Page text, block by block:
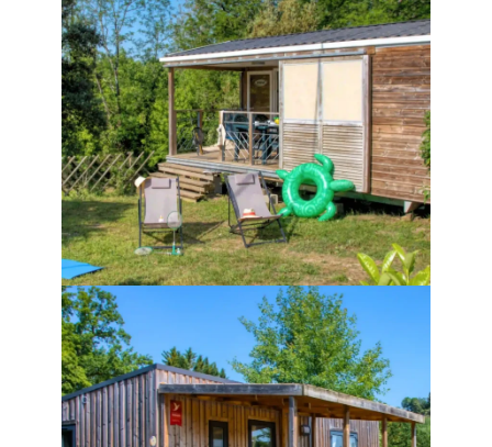
sur nos mobil-homes, n’hésitez pas à nous
contacter au 05 53 28 18 36 ou par mail à la-
sagne@flowercampings.com.